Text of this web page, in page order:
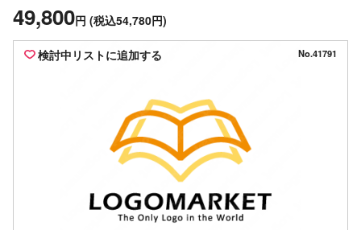
49,800円 (税込54,780円)
検討中リストに追加する No.41791